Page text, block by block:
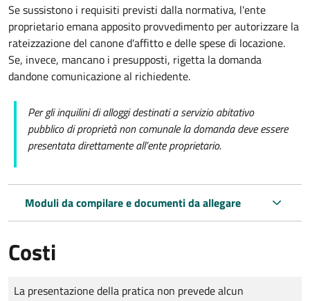
Se sussistono i requisiti previsti dalla normativa, l'ente
proprietario emana apposito provvedimento per autorizzare la
rateizzazione del canone d'affitto e delle spese di locazione.
Se, invece, mancano i presupposti, rigetta la domanda
dandone comunicazione al richiedente.
Per gli inquilini di alloggi destinati a servizio abitativo
pubblico di proprietà non comunale la domanda deve essere
presentata direttamente all’ente proprietario.
Moduli da compilare e documenti da allegare
Costi
Tipo di pagamento
Importo
La presentazione della pratica non prevede alcun